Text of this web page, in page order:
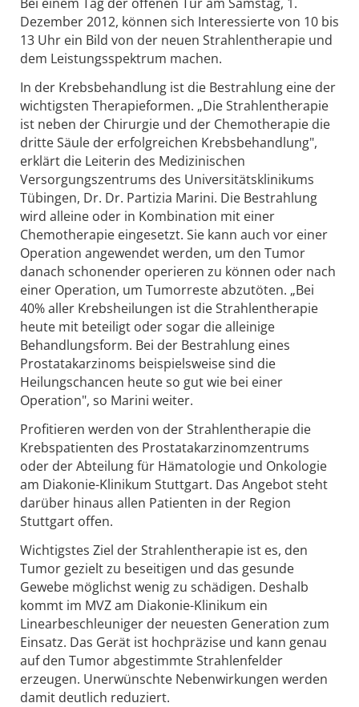
Dezember 2012, können sich Interessierte von 10 bis
13 Uhr ein Bild von der neuen Strahlentherapie und
dem Leistungsspektrum machen.
In der Krebsbehandlung ist die Bestrahlung eine der
wichtigsten Therapieformen. „Die Strahlentherapie
ist neben der Chirurgie und der Chemotherapie die
dritte Säule der erfolgreichen Krebsbehandlung",
erklärt die Leiterin des Medizinischen
Versorgungszentrums des Universitätsklinikums
Tübingen, Dr. Dr. Partizia Marini. Die Bestrahlung
wird alleine oder in Kombination mit einer
Chemotherapie eingesetzt. Sie kann auch vor einer
Operation angewendet werden, um den Tumor
danach schonender operieren zu können oder nach
einer Operation, um Tumorreste abzutöten. „Bei
40% aller Krebsheilungen ist die Strahlentherapie
heute mit beteiligt oder sogar die alleinige
Behandlungsform. Bei der Bestrahlung eines
Prostatakarzinoms beispielsweise sind die
Heilungschancen heute so gut wie bei einer
Operation", so Marini weiter.
Profitieren werden von der Strahlentherapie die
Krebspatienten des Prostatakarzinomzentrums
oder der Abteilung für Hämatologie und Onkologie
am Diakonie-Klinikum Stuttgart. Das Angebot steht
darüber hinaus allen Patienten in der Region
Stuttgart offen.
Wichtigstes Ziel der Strahlentherapie ist es, den
Tumor gezielt zu beseitigen und das gesunde
Gewebe möglichst wenig zu schädigen. Deshalb
kommt im MVZ am Diakonie-Klinikum ein
Linearbeschleuniger der neuesten Generation zum
Einsatz. Das Gerät ist hochpräzise und kann genau
auf den Tumor abgestimmte Strahlenfelder
erzeugen. Unerwünschte Nebenwirkungen werden
damit deutlich reduziert.